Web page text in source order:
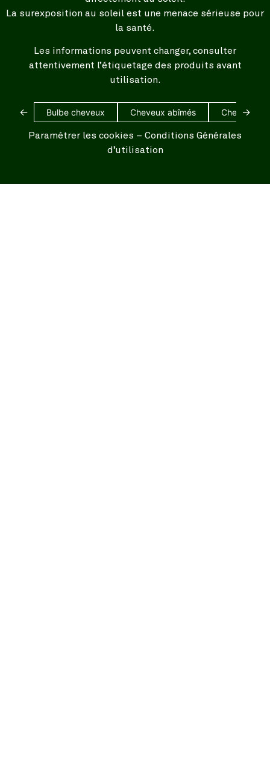
La surexposition au soleil est une menace sérieuse pour
la santé.
Les informations peuvent changer, consulter
attentivement l’étiquetage des produits avant
utilisation.
← Bulbe cheveux Cheveux abîmés Cheveux
→
Paramétrer les cookies – Conditions Générales
d’utilisation